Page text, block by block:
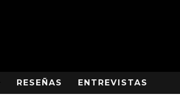
RESEÑAS ENTREVISTAS